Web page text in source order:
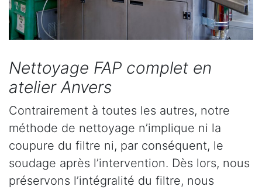
Nettoyage FAP complet en
atelier Anvers
Contrairement à toutes les autres, notre
méthode de nettoyage n’implique ni la
coupure du filtre ni, par conséquent, le
soudage après l’intervention. Dès lors, nous
préservons l’intégralité du filtre, nous